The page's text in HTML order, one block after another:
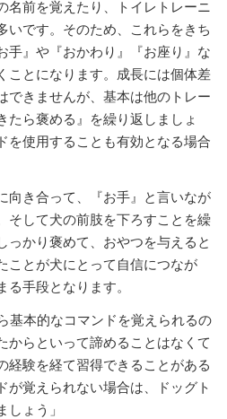
名前を覚えたり、トイレトレーニ
いです。そのため、これらをきち
手』や『おかわり』『お座り』な
ことになります。成長には個体差
できませんが、基本は他のトレー
たら褒める』を繰り返しましょ
を使用することも有効となる場合
向き合って、『お手』と言いなが
そして犬の前肢を下ろすことを繰
っかり褒めて、おやつを与えると
ことが犬にとって自信につなが
る手段となります。
基本的なコマンドを覚えられるの
からといって諦めることはなくて
経験を経て習得できることがある
が覚えられない場合は、ドッグト
しょう」